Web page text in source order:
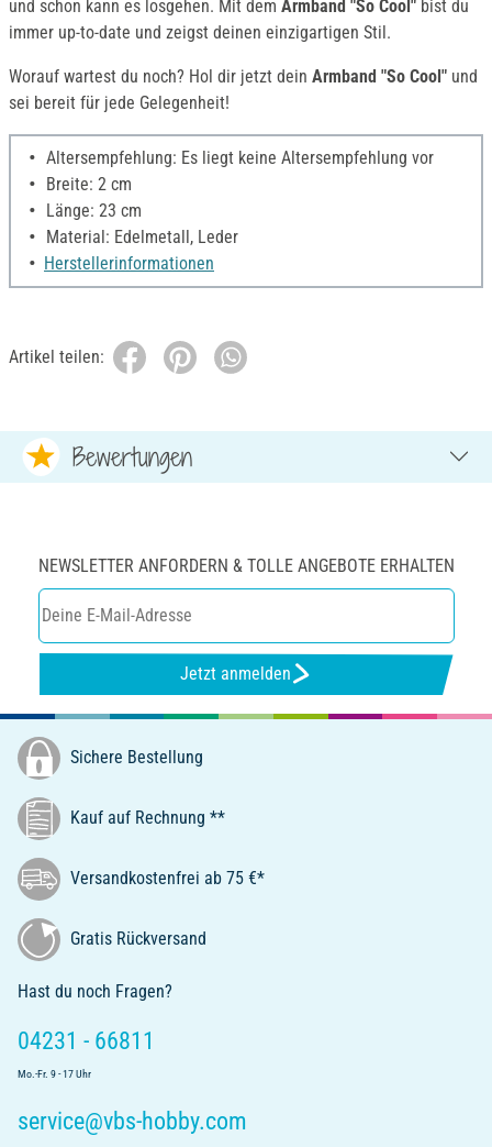
und schon kann es losgehen. Mit dem Armband "So Cool" bist du
immer up-to-date und zeigst deinen einzigartigen Stil.
Worauf wartest du noch? Hol dir jetzt dein Armband "So Cool" und
sei bereit für jede Gelegenheit!
Altersempfehlung: Es liegt keine Altersempfehlung vor
Breite: 2 cm
Länge: 23 cm
Material: Edelmetall, Leder
Herstellerinformationen
Artikel teilen:
Bewertungen
NEWSLETTER ANFORDERN & TOLLE ANGEBOTE ERHALTEN
Jetzt anmelden
Sichere Bestellung
Kauf auf Rechnung **
Versandkostenfrei ab 75 €*
Gratis Rückversand
Hast du noch Fragen?
04231 - 66811
Mo.-Fr. 9 - 17 Uhr
service@vbs-hobby.com